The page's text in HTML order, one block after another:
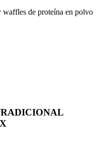
waffles de proteína en polvo